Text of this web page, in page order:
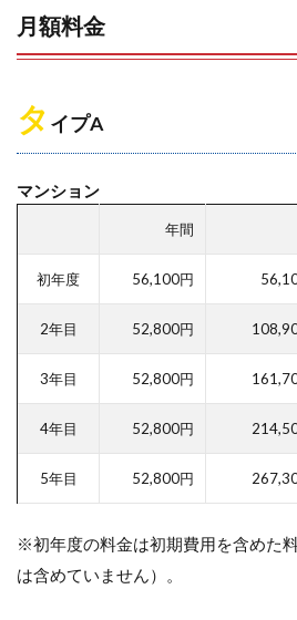
月額料金
タ イプA
マンション
年間
初年度 56,100円
2年目 52,800円
3年目 52,800円
4年目 52,800円
5年目 52,800円
※初年度の料金は初期費用を含めた
は含めていません）。